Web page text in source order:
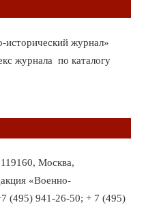
журнал»
журнала по каталогу
Москва,
«Военно-
(495) 941-26-50; + 7 (495)